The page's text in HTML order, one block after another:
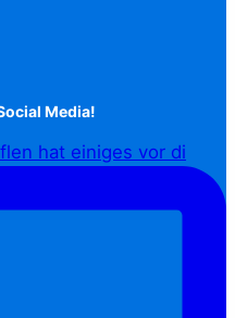
Media!
hat einiges vor di